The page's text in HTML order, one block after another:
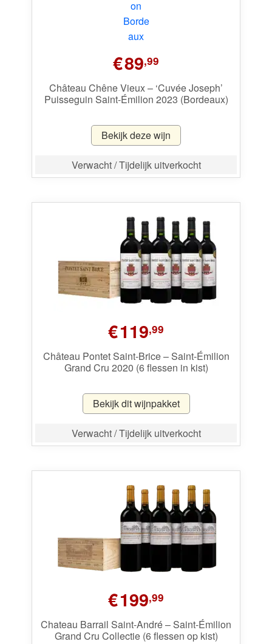
€89,99
Château Chêne Vieux – ‘Cuvée Joseph’
Puisseguin Saint-Émilion 2023 (Bordeaux)
Bekijk deze wijn
Verwacht / Tijdelijk uitverkocht
€119,99
Château Pontet Saint-Brice – Saint-Émilion
Grand Cru 2020 (6 flessen in kist)
Bekijk dit wijnpakket
Verwacht / Tijdelijk uitverkocht
€199,99
Chateau Barrail Saint-André – Saint-Émilion
Grand Cru Collectie (6 flessen op kist)